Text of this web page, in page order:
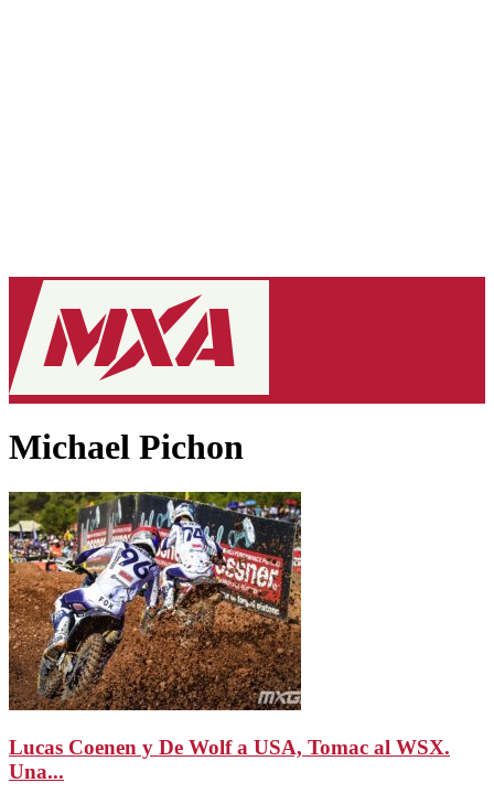
Michael Pichon
Lucas Coenen y De Wolf a USA, Tomac al WSX.
Una...